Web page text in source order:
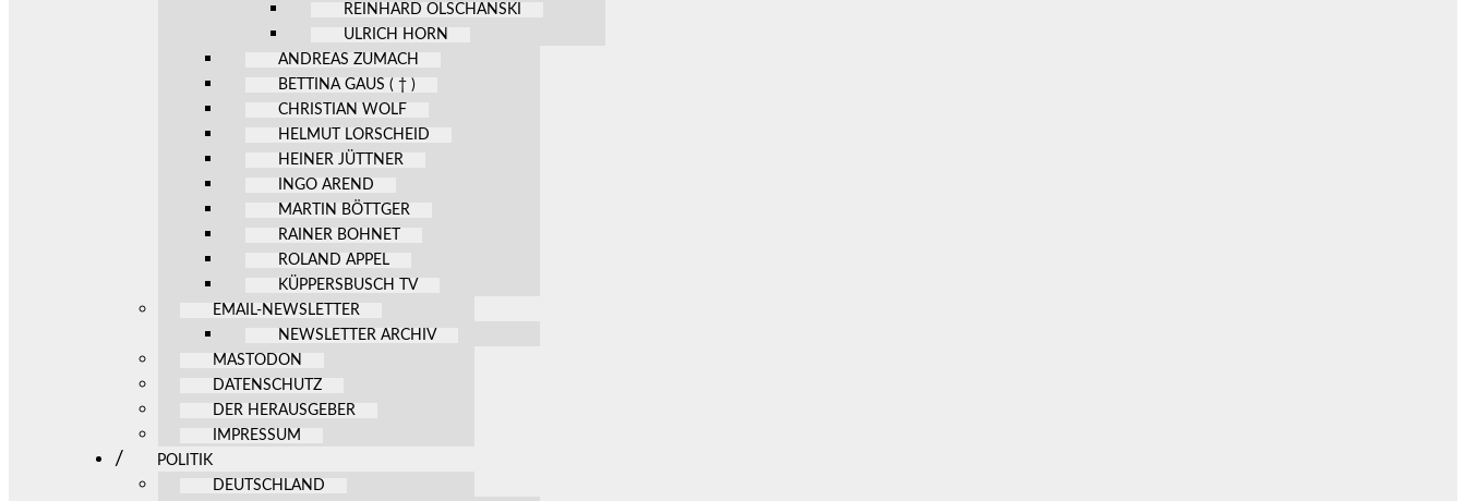
REINHARD OLSCHANSKI
ULRICH HORN
ANDREAS ZUMACH
BETTINA GAUS ( † )
CHRISTIAN WOLF
HELMUT LORSCHEID
HEINER JÜTTNER
INGO AREND
MARTIN BÖTTGER
RAINER BOHNET
ROLAND APPEL
KÜPPERSBUSCH TV
EMAIL-NEWSLETTER
NEWSLETTER ARCHIV
MASTODON
DATENSCHUTZ
DER HERAUSGEBER
IMPRESSUM
POLITIK
DEUTSCHLAND